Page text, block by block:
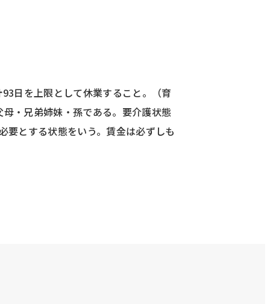
日を上限として休業すること。（育
・兄弟姉妹・孫である。要介護状態
要とする状態をいう。賃金は必ずしも